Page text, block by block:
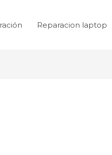
Reparacion laptop